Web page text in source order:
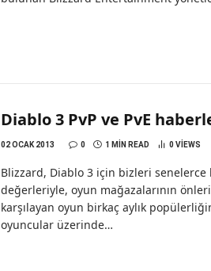
Diablo 3 PvP ve PvE
02 OCAK 2013 0 1 MIN READ 0 VIEWS
Blizzard, Diablo 3 için bizleri senelerce
değerleriyle, oyun mağazalarının
karşılayan oyun birkaç aylık
oyuncular üzerinde…